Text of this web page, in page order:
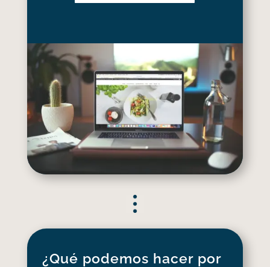
¿Qué podemos hacer por